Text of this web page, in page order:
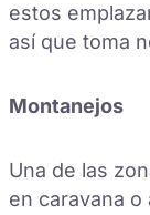
estos
así que toma
Montanejos
Una de las
en caravana o